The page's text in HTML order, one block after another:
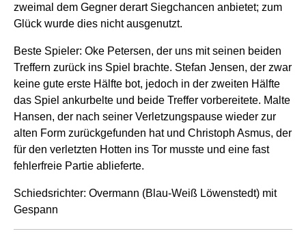
zweimal dem Gegner derart Siegchancen anbietet; zum
Glück wurde dies nicht ausgenutzt.
Beste Spieler: Oke Petersen, der uns mit seinen beiden
Treffern zurück ins Spiel brachte. Stefan Jensen, der zwar
keine gute erste Hälfte bot, jedoch in der zweiten Hälfte
das Spiel ankurbelte und beide Treffer vorbereitete. Malte
Hansen, der nach seiner Verletzungspause wieder zur
alten Form zurückgefunden hat und Christoph Asmus, der
für den verletzten Hotten ins Tor musste und eine fast
fehlerfreie Partie ablieferte.
Schiedsrichter: Overmann (Blau-Weiß Löwenstedt) mit
Gespann